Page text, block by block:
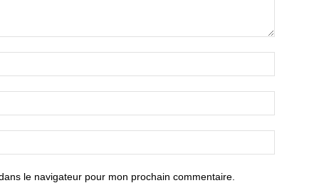
le navigateur pour mon prochain commentaire.